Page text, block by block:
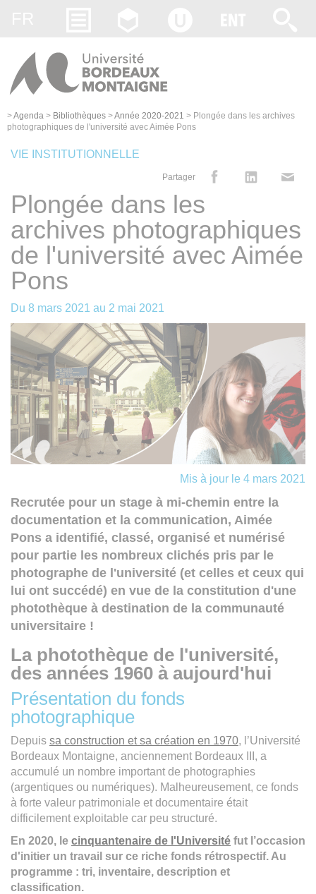
>Agenda > Bibliothèques >Année 2020-2021 > Plongée dans les archives
photographiques de l'université avec Aimée Pons
VIE INSTITUTIONNELLE
Partager
Plongée dans les
archives photographiques
de l'université avec Aimée
Pons
Du 8 mars 2021 au 2 mai 2021
Mis à jour le 4 mars 2021
Recrutée pour un stage à mi-chemin entre la
documentation et la communication, Aimée
Pons a identifié, classé, organisé et numérisé
pour partie les nombreux clichés pris par le
photographe de l'université (et celles et ceux qui
lui ont succédé) en vue de la constitution d'une
photothèque à destination de la communauté
universitaire !
La photothèque de l'université,
des années 1960 à aujourd'hui
Présentation du fonds
photographique
Depuis sa construction et sa création en 1970, l’Université
Bordeaux Montaigne, anciennement Bordeaux III, a
accumulé un nombre important de photographies
(argentiques ou numériques). Malheureusement, ce fonds
à forte valeur patrimoniale et documentaire était
difficilement exploitable car peu structuré.
En 2020, le cinquantenaire de l'Université fut l’occasion
d'initier un travail sur ce riche fonds rétrospectif. Au
programme : tri, inventaire, description et
classification.